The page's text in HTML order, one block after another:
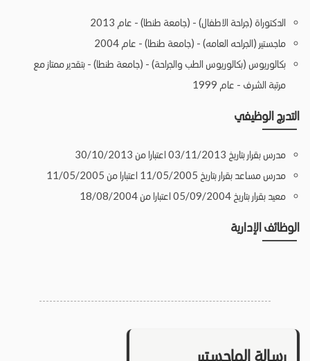
الدكتوراة (جراحة الاطفال) - (جامعة طنطا) - عام 2013
ماجستير (الجراحه العامه) - (جامعة طنطا) - عام 2004
بكالوريوس (بكالوريوس الطب والجراحة) - (جامعة طنطا) - بتقدير ممتاز مع
مرتبة الشرف - عام 1999
التدرج الوظيفي
مدرس بقرار بتاريخ 03/11/2013 اعتبارا من 30/10/2013
مدرس مساعد بقرار بتاريخ 11/05/2005 اعتبارا من 11/05/2005
معيد بقرار بتاريخ 05/09/2004 اعتبارا من 18/08/2004
الوظائف الإدارية
رسالة الماجستير